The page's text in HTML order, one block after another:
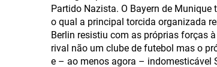
Partido Nazista. O Bayern de
o qual a principal torcida organizada
Berlin resistiu com as próprias forças
rival não um clube de futebol mas o
e – ao menos agora – indomesticável